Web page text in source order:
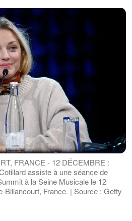
FRANCE - 12 DÉCEMBRE :
assiste à une séance de
à la Seine Musicale le 12
Billancourt, France. | Source : Getty